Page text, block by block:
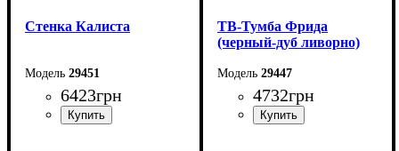
Стенка Калиста
29451
6423грн
ТВ-Тумба Фрида
(черный-дуб ливорно)
29447
4732грн